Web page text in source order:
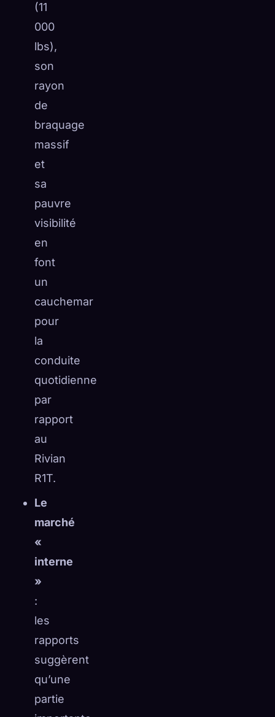
(11
000
lbs),
son
rayon
de
braquage
massif
et
sa
pauvre
visibilité
en
font
un
cauchemar
pour
la
conduite
quotidienne
par
rapport
au
Rivian
R1T.
Le
marché
«
interne
»
:
les
rapports
suggèrent
qu’une
partie